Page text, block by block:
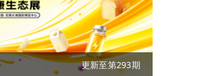
更新至第293期